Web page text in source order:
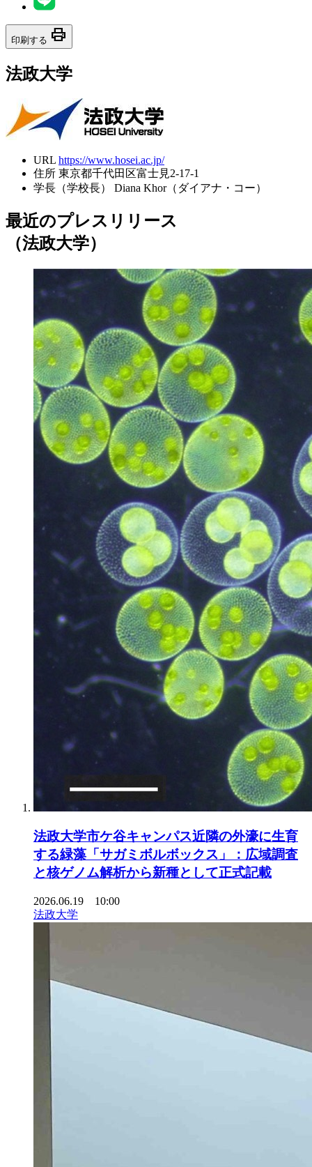
印刷する print
法政大学
URL https://www.hosei.ac.jp/
住所 東京都千代田区富士見2-17-1
学長（学校長）
Diana Khor（ダイアナ・コー）
最近のプレスリリース
（法政大学）
法政大学市ケ谷キャンパス近隣の外濠に生育
する緑藻「サガミボルボックス」：広域調査
と核ゲノム解析から新種として正式記載
2026.06.19 10:00
法政大学